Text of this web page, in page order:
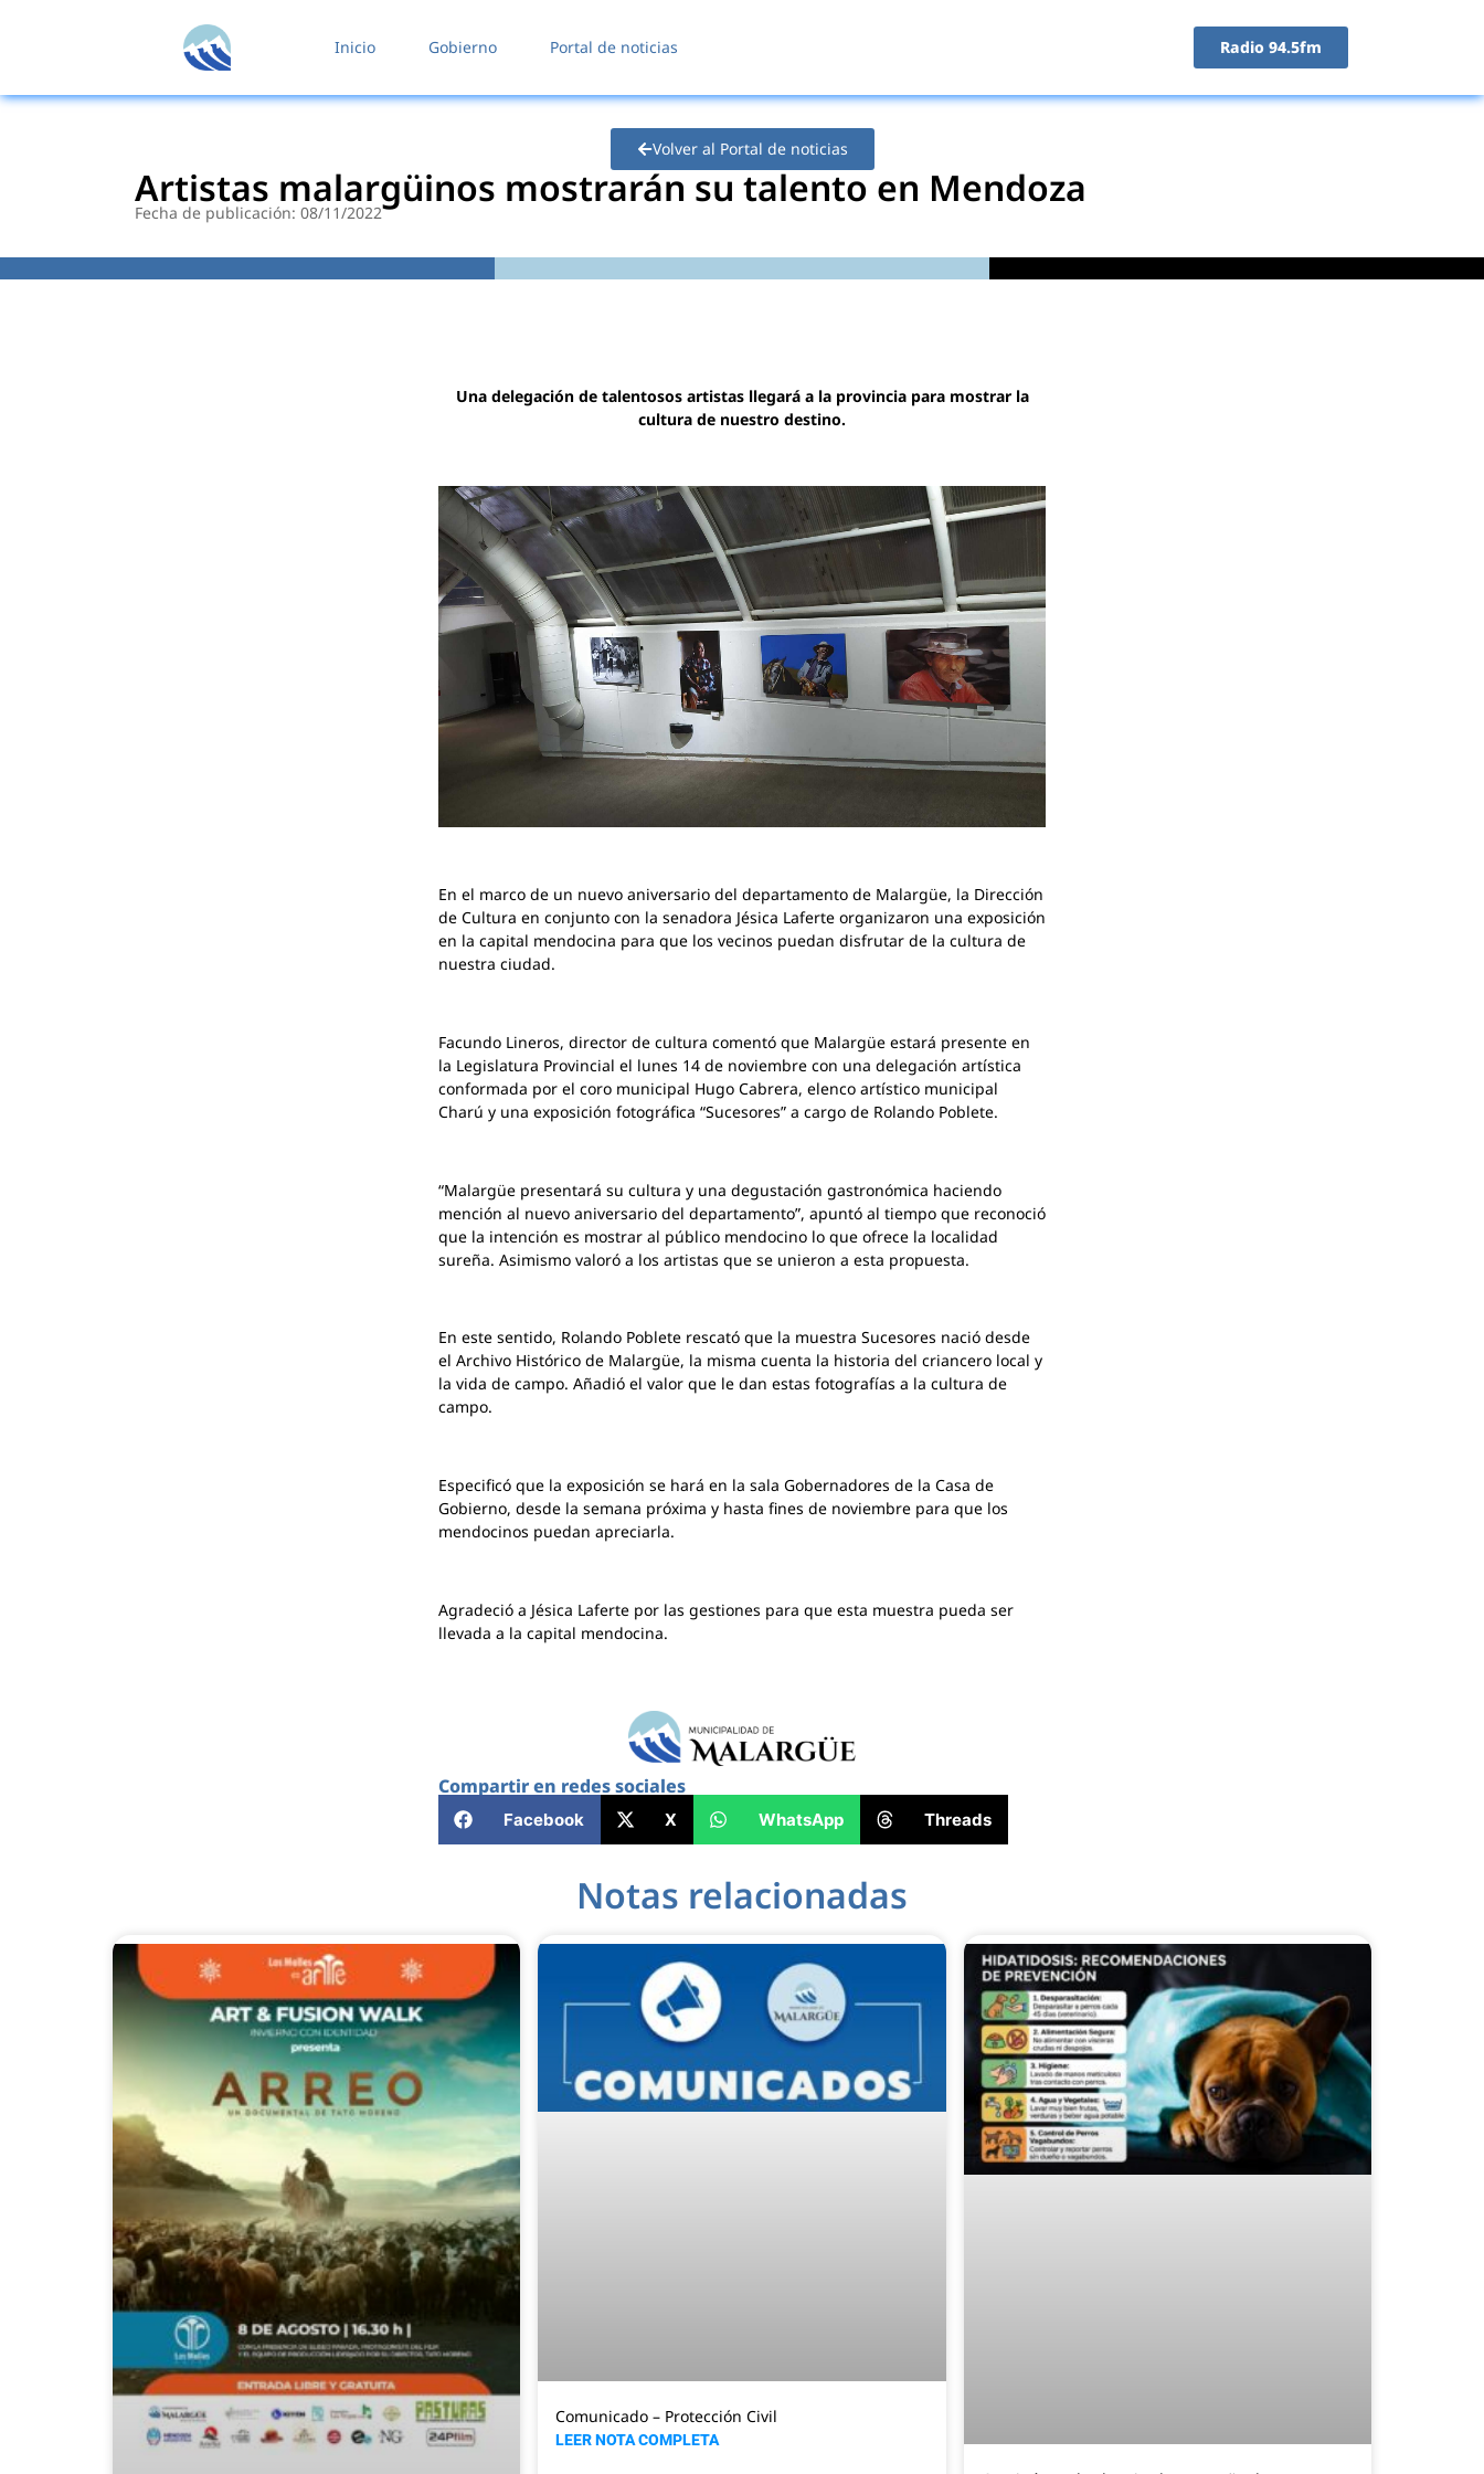
Inicio Gobierno Portal de noticias Radio 94.5fm
Volver al Portal de noticias
Artistas malargüinos mostrarán su talento en Mendoza
Fecha de publicación: 08/11/2022
Una delegación de talentosos artistas llegará a la provincia para mostrar la
cultura de nuestro destino.
En el marco de un nuevo aniversario del departamento de Malargüe, la Dirección
de Cultura en conjunto con la senadora Jésica Laferte organizaron una exposición
en la capital mendocina para que los vecinos puedan disfrutar de la cultura de
nuestra ciudad.
Facundo Lineros, director de cultura comentó que Malargüe estará presente en
la Legislatura Provincial el lunes 14 de noviembre con una delegación artística
conformada por el coro municipal Hugo Cabrera, elenco artístico municipal
Charú y una exposición fotográfica “Sucesores” a cargo de Rolando Poblete.
“Malargüe presentará su cultura y una degustación gastronómica haciendo
mención al nuevo aniversario del departamento”, apuntó al tiempo que reconoció
que la intención es mostrar al público mendocino lo que ofrece la localidad
sureña. Asimismo valoró a los artistas que se unieron a esta propuesta.
En este sentido, Rolando Poblete rescató que la muestra Sucesores nació desde
el Archivo Histórico de Malargüe, la misma cuenta la historia del criancero local y
la vida de campo. Añadió el valor que le dan estas fotografías a la cultura de
campo.
Especificó que la exposición se hará en la sala Gobernadores de la Casa de
Gobierno, desde la semana próxima y hasta fines de noviembre para que los
mendocinos puedan apreciarla.
Agradeció a Jésica Laferte por las gestiones para que esta muestra pueda ser
llevada a la capital mendocina.
Compartir en redes sociales
Facebook X WhatsApp Threads
Notas relacionadas
Comunicado – Protección Civil
LEER NOTA COMPLETA